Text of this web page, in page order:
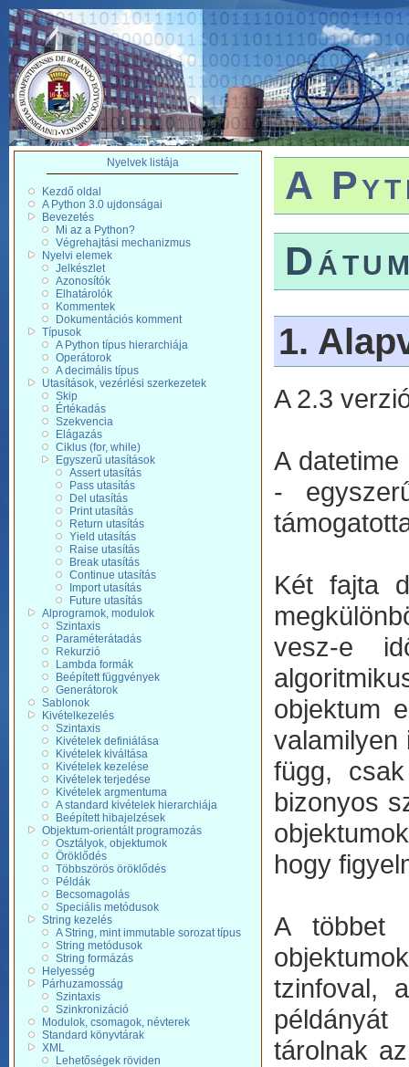
Nyelvek listája
Kezdő oldal
A Python 3.0 ujdonságai
Bevezetés
Mi az a Python?
Végrehajtási mechanizmus
Nyelvi elemek
Jelkészlet
Azonosítók
Elhatárolók
Kommentek
Dokumentációs komment
Típusok
A Python típus hierarchiája
Operátorok
A decimális típus
Utasítások, vezérlési szerkezetek
Skip
Értékadás
Szekvencia
Elágazás
Ciklus (for, while)
Egyszerű utasítások
Assert utasítás
Pass utasítás
Del utasítás
Print utasítás
Return utasítás
Yield utasítás
Raise utasítás
Break utasítás
Continue utasítás
Import utasítás
Future utasítás
Alprogramok, modulok
Szintaxis
Paraméterátadás
Rekurzió
Lambda formák
Beépített függvények
Generátorok
Sablonok
Kivételkezelés
Szintaxis
Kivételek definiálása
Kivételek kiváltása
Kivételek kezelése
Kivételek terjedése
Kivételek argmentuma
A standard kivételek hierarchiája
Beépített hibajelzések
Objektum-orientált programozás
Osztályok, objektumok
Öröklődés
Többszörös öröklődés
Példák
Becsomagolás
Speciális metódusok
String kezelés
A String, mint immutable sorozat típus
String metódusok
String formázás
Helyesség
Párhuzamosság
Szintaxis
Szinkronizáció
Modulok, csomagok, névterek
Standard könyvtárak
XML
Lehetőségek röviden
A
1.
A 2.3
A
-
Két fajta
vesz-e
objektum
valamilyen
függ,
bizonyos
hogy
A többet
tzinfoval,
tárolnak